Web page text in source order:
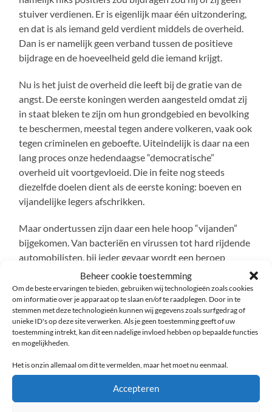
Beheer cookie toestemming
Om de beste ervaringen te bieden, gebruiken wij technologieën zoals cookies
om informatie over je apparaat op te slaan en/of te raadplegen. Door in te
stemmen met deze technologieën kunnen wij gegevens zoals surfgedrag of
unieke ID's op deze site verwerken. Als je geen toestemming geeft of uw
toestemming intrekt, kan dit een nadelige invloed hebben op bepaalde functies
en mogelijkheden.
Het is onzin allemaal om dit te vermelden, maar het moet nu eenmaal.
Accepteren
stuiver verdienen. Er is eigenlijk maar één uitzondering,
en dat is als iemand geld verdient middels de overheid.
Dan is er namelijk geen verband tussen de positieve
bijdrage en de hoeveelheid geld die iemand krijgt.
Nu is het juist de overheid die leeft bij de gratie van de
angst. De eerste koningen werden aangesteld omdat zij
in staat bleken te zijn om hun grondgebied en bevolking
te beschermen, meestal tegen andere volkeren, vaak ook
tegen criminelen en geboefte. Uiteindelijk is daar na een
lang proces onze hedendaagse “democratische”
overheid uit voortgevloeid. Die in feite nog steeds
diezelfde doelen dient als de eerste koning: boeven en
vijandelijke legers afschrikken.
Maar ondertussen zijn daar een hele hoop “vijanden”
bijgekomen. Van bacteriën en virussen tot hard rijdende
automobilisten, bij ieder gevaar wordt een beroep
gedaan op koning Overheid. Die vindt dat natuurlijk
helemaal niet erg. Hoe meer men een beroep doet op de
overheid, hoe meer macht de overheid krijgt.
Vijanden bedenken
Zonder vijanden heb je als overheid weinig te doen. Dus
werden na de val van de Berlijnse muur onder anderen
de Golfoorlog, de Balkanoorlog en het moslim-
terrorisme uitgevonden als motivatie om de geheime